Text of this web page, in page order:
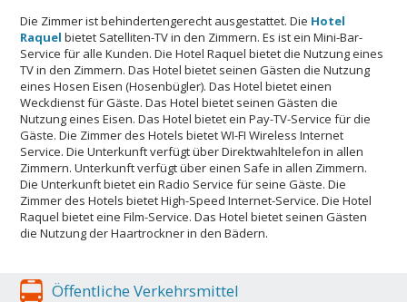
Die Zimmer ist behindertengerecht ausgestattet. Die Hotel
Raquel bietet Satelliten-TV in den Zimmern. Es ist ein Mini-Bar-
Service für alle Kunden. Die Hotel Raquel bietet die Nutzung eines
TV in den Zimmern. Das Hotel bietet seinen Gästen die Nutzung
eines Hosen Eisen (Hosenbügler). Das Hotel bietet einen
Weckdienst für Gäste. Das Hotel bietet seinen Gästen die
Nutzung eines Eisen. Das Hotel bietet ein Pay-TV-Service für die
Gäste. Die Zimmer des Hotels bietet WI-FI Wireless Internet
Service. Die Unterkunft verfügt über Direktwahltelefon in allen
Zimmern. Unterkunft verfügt über einen Safe in allen Zimmern.
Die Unterkunft bietet ein Radio Service für seine Gäste. Die
Zimmer des Hotels bietet High-Speed ​​Internet-Service. Die Hotel
Raquel bietet eine Film-Service. Das Hotel bietet seinen Gästen
die Nutzung der Haartrockner in den Bädern.
Öffentliche Verkehrsmittel